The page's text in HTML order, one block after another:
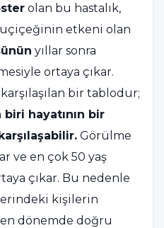
olan bu hastalık,
etkeni olan
yıllar sonra
ortaya çıkar.
bir tablodur;
hayatının bir
Görülme
ve en çok 50 yaş
çıkar. Bu nedenle
kişilerin
dönemde doğru